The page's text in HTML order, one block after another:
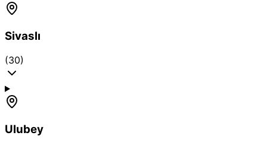
Sivaslı
(30)
Ulubey